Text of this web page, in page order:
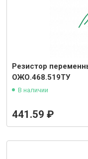
Резистор
ОЖО.468.519ТУ
В наличии
441.59 ₽